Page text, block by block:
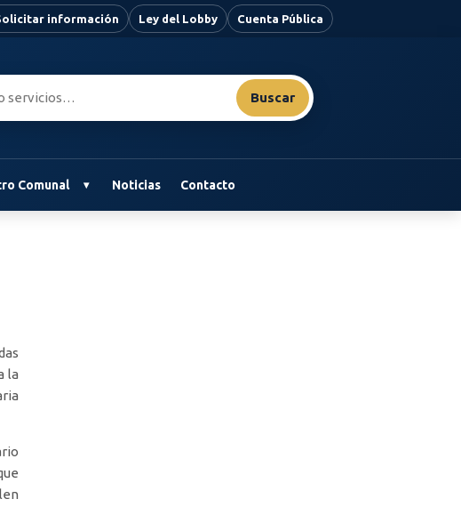
información Ley del Lobby Cuenta Pública
Buscar
Comunal Noticias Contacto
la